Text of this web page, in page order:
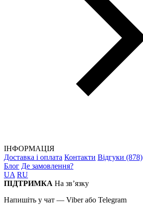
ІНФОРМАЦІЯ
Доставка і оплата Контакти Відгуки (878)
Блог Де замовлення?
UA RU
ПІДТРИМКА На зв’язку
Напишіть у чат — Viber або Telegram